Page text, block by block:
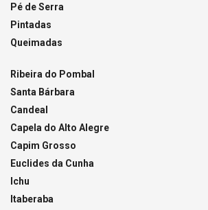
Pé de Serra
Pintadas
Queimadas
Ribeira do Pombal
Santa Bárbara
Candeal
Capela do Alto Alegre
Capim Grosso
Euclides da Cunha
Ichu
Itaberaba